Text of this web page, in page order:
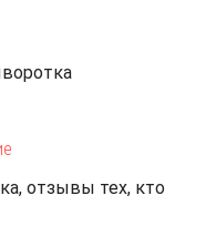
отзывы тех, кто